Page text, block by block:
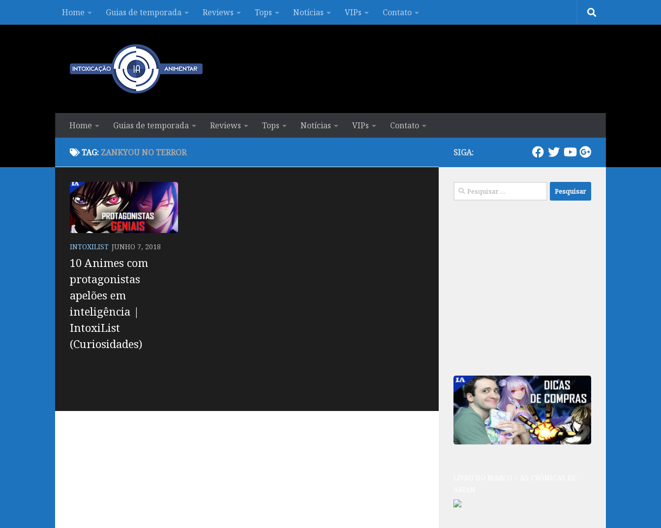
Skip to contentHome Guias de temporada Reviews Tops Notícias VIPs Contato
Home Guias de temporada Reviews Tops Notícias VIPs Contato
TAG: ZANKYOU NO TERROR
INTOXILIST JUNHO 7, 2018
10 Animes com
protagonistas
apelões em
inteligência |
IntoxiList
(Curiosidades)
SIGA:
Pesquisar
por: